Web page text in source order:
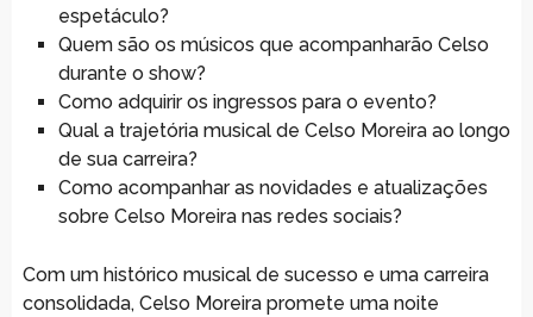
espetáculo?
Quem são os músicos que acompanharão Celso
durante o show?
Como adquirir os ingressos para o evento?
Qual a trajetória musical de Celso Moreira ao longo
de sua carreira?
Como acompanhar as novidades e atualizações
sobre Celso Moreira nas redes sociais?
Com um histórico musical de sucesso e uma carreira
consolidada, Celso Moreira promete uma noite